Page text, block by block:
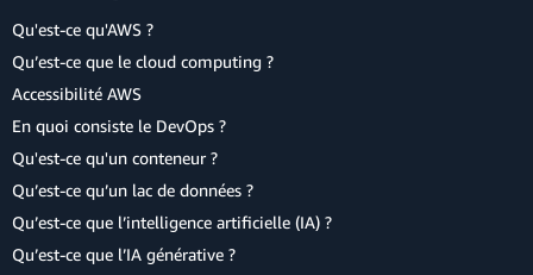
Qu'est-ce qu'AWS ?
Qu’est-ce que le cloud computing ?
Accessibilité AWS
En quoi consiste le DevOps ?
Qu'est-ce qu'un conteneur ?
Qu’est-ce qu’un lac de données ?
Qu’est-ce que l’intelligence artificielle (IA) ?
Qu’est-ce que l’IA générative ?